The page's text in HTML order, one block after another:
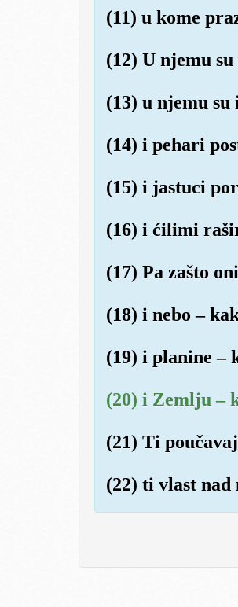
(11) u kome
(12) U njemu
(13) u njemu
(14) i pehari
(15) i jastuci
(16) i ćilimi
(17) Pa zašto
(18) i nebo –
(19) i planine –
(20) i Zemlju –
(21) Ti
(22) ti vlast nad